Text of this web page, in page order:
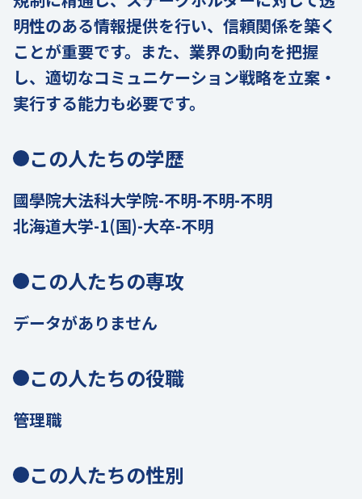
明性のある情報提供を行い、信頼関係を築く
ことが重要です。また、業界の動向を把握
し、適切なコミュニケーション戦略を立案・
実行する能力も必要です。
この人たちの学歴
國學院大法科大学院-不明-不明-不明
北海道大学-1(国)-大卒-不明
この人たちの専攻
データがありません
この人たちの役職
管理職
この人たちの性別